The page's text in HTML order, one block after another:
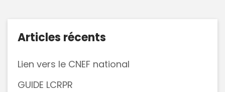
Articles récents
Lien vers le CNEF national
GUIDE LCRPR